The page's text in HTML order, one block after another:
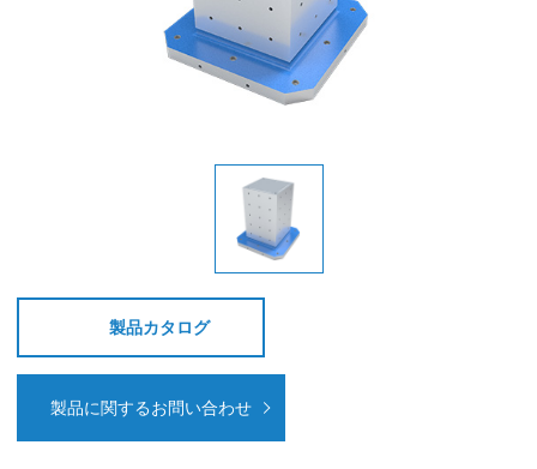
製品カタログ
製品に関するお問い合わせ